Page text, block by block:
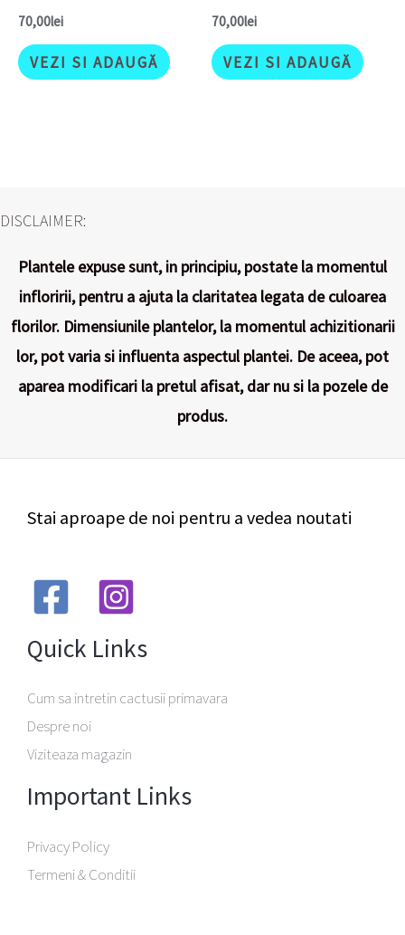
70,00lei
VEZI SI ADAUGĂ
70,00lei
VEZI SI ADAUGĂ
DISCLAIMER:
Plantele expuse sunt, in principiu, postate la momentul
infloririi, pentru a ajuta la claritatea legata de culoarea
florilor. Dimensiunile plantelor, la momentul achizitionarii
lor, pot varia si influenta aspectul plantei. De aceea, pot
aparea modificari la pretul afisat, dar nu si la pozele de
produs.
Stai aproape de noi pentru a vedea noutati
Quick Links
Cum sa intretin cactusii primavara
Despre noi
Viziteaza magazin
Important Links
Privacy Policy
Termeni & Conditii